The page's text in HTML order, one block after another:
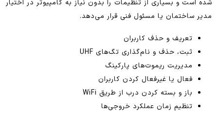
شده است و بسیاری از تنظیمات را بدون نیاز به کامپیوتر در اختیار
مدیر ساختمان یا مسئول فنی قرار می‌دهد.
تعریف و حذف کاربران
ثبت، حذف و نام‌گذاری تگ‌های UHF
مدیریت ریموت‌های پارکینگ
فعال یا غیرفعال کردن کاربران
باز و بسته کردن درب از طریق WiFi
تنظیم زمان عملکرد خروجی‌ها